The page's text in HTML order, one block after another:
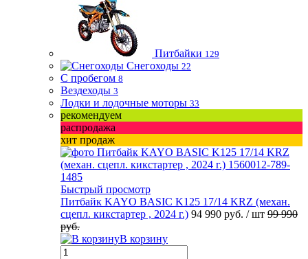
Питбайки 129
Снегоходы 22
С пробегом 8
Вездеходы 3
Лодки и лодочные моторы 33
рекомендуем
распродажа
хит продаж
Быстрый просмотр
Питбайк KAYO BASIC K125 17/14 KRZ (механ.
сцепл. кикстартер , 2024 г.) 94 990 руб. / шт 99 990
руб.
В корзину